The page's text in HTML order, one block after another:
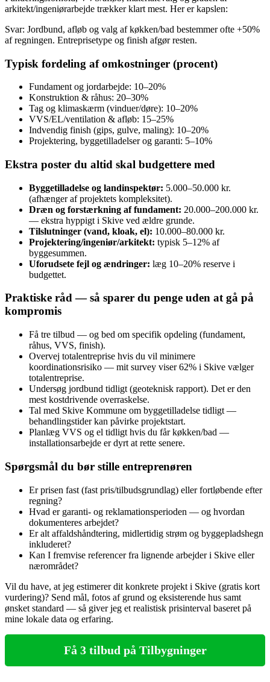
arkitekt/ingeniørarbejde trækker klart mest. Her er kapslen:
Svar: Jordbund, afløb og valg af køkken/bad bestemmer ofte +50%
af regningen. Entreprisetype og finish afgør resten.
Typisk fordeling af omkostninger (procent)
Fundament og jordarbejde: 10–20%
Konstruktion & råhus: 20–30%
Tag og klimaskærm (vinduer/døre): 10–20%
VVS/EL/ventilation & afløb: 15–25%
Indvendig finish (gips, gulve, maling): 10–20%
Projektering, byggetilladelser og garanti: 5–10%
Ekstra poster du altid skal budgettere med
Byggetilladelse og landinspektør: 5.000–50.000 kr.
(afhænger af projektets kompleksitet).
Dræn og forstærkning af fundament: 20.000–200.000 kr.
— ekstra hyppigt i Skive ved ældre grunde.
Tilslutninger (vand, kloak, el): 10.000–80.000 kr.
Projektering/ingeniør/arkitekt: typisk 5–12% af
byggesummen.
Uforudsete fejl og ændringer: læg 10–20% reserve i
budgettet.
Praktiske råd — så sparer du penge uden at gå på
kompromis
Få tre tilbud — og bed om specifik opdeling (fundament,
råhus, VVS, finish).
Overvej totalentreprise hvis du vil minimere
koordinationsrisiko — mit survey viser 62% i Skive vælger
totalentreprise.
Undersøg jordbund tidligt (geoteknisk rapport). Det er den
mest kostdrivende overraskelse.
Tal med Skive Kommune om byggetilladelse tidligt —
behandlingstider kan påvirke projektstart.
Planlæg VVS og el tidligt hvis du får køkken/bad —
installationsarbejde er dyrt at rette senere.
Spørgsmål du bør stille entreprenøren
Er prisen fast (fast pris/tilbudsgrundlag) eller fortløbende efter
regning?
Hvad er garanti- og reklamationsperioden — og hvordan
dokumenteres arbejdet?
Er alt affaldshåndtering, midlertidig strøm og byggepladshegn
inkluderet?
Kan I fremvise referencer fra lignende arbejder i Skive eller
nærområdet?
Vil du have, at jeg estimerer dit konkrete projekt i Skive (gratis kort
vurdering)? Send mål, fotos af grund og eksisterende hus samt
ønsket standard — så giver jeg et realistisk prisinterval baseret på
mine lokale data og erfaring.
Få 3 tilbud på Tilbygninger